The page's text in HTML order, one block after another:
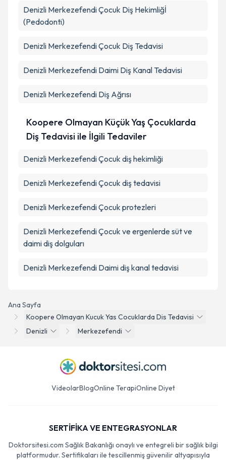
Ana Sayfa
Koopere Olmayan Kucuk Yas Cocuklarda Dis Tedavisi
Denizli
Merkezefendi
Denizli Merkezefendi Çocuk Diş Hekimliğİ
(Pedodonti)
Denizli Merkezefendi Çocuk Diş Tedavisi
Denizli Merkezefendi Daimi Diş Kanal Tedavisi
Denizli Merkezefendi Diş Ağrısı
Koopere Olmayan Küçük Yaş Çocuklarda
Diş Tedavisi ile İlgili Tedaviler
Denizli Merkezefendi Çocuk diş hekimliği
Denizli Merkezefendi Çocuk diş tedavisi
Denizli Merkezefendi Çocuk protezleri
Denizli Merkezefendi Çocuk ve ergenlerde süt ve
daimi diş dolguları
Denizli Merkezefendi Daimi diş kanal tedavisi
VideolarBlogOnline TerapiOnline Diyet
SERTİFİKA VE ENTEGRASYONLAR
Doktorsitesi.com Sağlık Bakanlığı onaylı ve entegreli bir sağlık bilgi
platformudur. Sertifikaları ile tescillenmiş güvenilir altyapısıyla